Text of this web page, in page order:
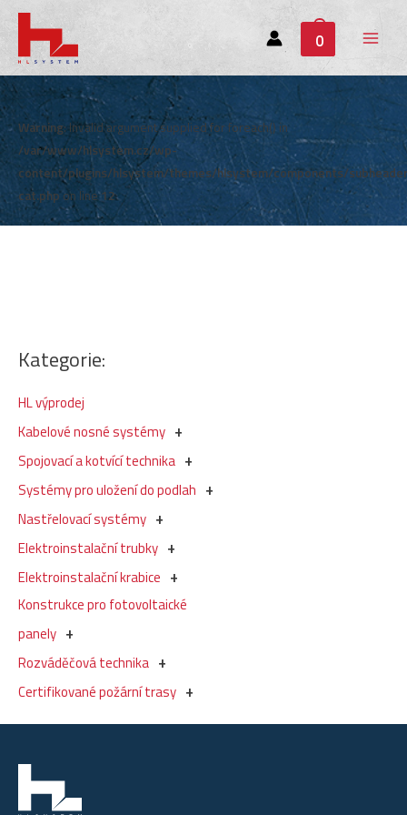
0
Main
Menu
Kategorie:
HL výprodej
Kabelové nosné systémy
Spojovací a kotvící technika
Systémy pro uložení do podlah
Nastřelovací systémy
Elektroinstalační trubky
Elektroinstalační krabice
Konstrukce pro fotovoltaické
panely
Rozváděčová technika
Certifikované požární trasy
Warning: Invalid argument supplied for foreach() in
/var/www/hlsystem.cz/wp-
content/plugins/hlsystem/themes/hlsystem/components/
cat.phpon line12